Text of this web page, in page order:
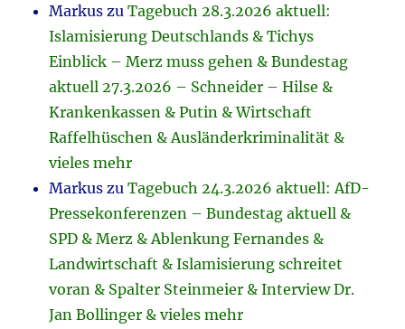
Markus zuTagebuch 28.3.2026 aktuell:
Islamisierung Deutschlands & Tichys
Einblick – Merz muss gehen & Bundestag
aktuell 27.3.2026 – Schneider – Hilse &
Krankenkassen & Putin & Wirtschaft
Raffelhüschen & Ausländerkriminalität &
vieles mehr
Markus zuTagebuch 24.3.2026 aktuell: AfD-
Pressekonferenzen – Bundestag aktuell &
SPD & Merz & Ablenkung Fernandes &
Landwirtschaft & Islamisierung schreitet
voran & Spalter Steinmeier & Interview Dr.
Jan Bollinger & vieles mehr